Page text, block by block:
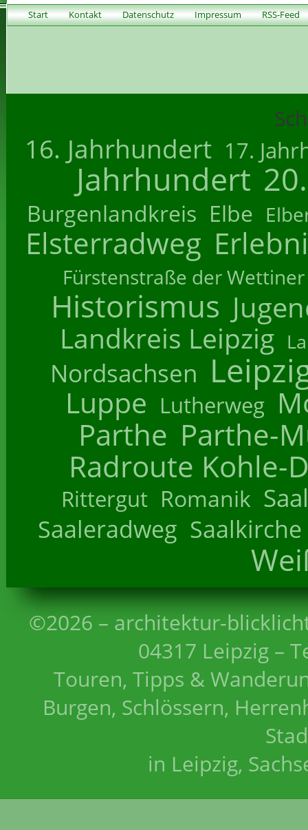
Start Kontakt Datenschutz Impressum RSS-Feed
16. Jahrhundert 17.
Jahrhundert
Burgenlandkreis Elbe
Elsterradweg
Fürstenstraße der Wettiner
Historismus
Landkreis Leipzig
Nordsachsen
Luppe Lutherweg
Parthe Parthe-
Radroute Kohle-
Rittergut Romanik
Saaleradweg Saalkirche
©2026 – architektur-
04317 Leipzig –
Touren, Tipps &
Burgen, Schlössern,
in Leipzig,